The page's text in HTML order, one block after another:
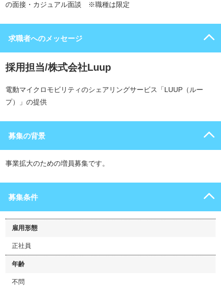
の面接・カジュアル面談 ※職種は限定
求職者へのメッセージ
採用担当/株式会社Luup
電動マイクロモビリティのシェアリングサービス「LUUP（ルー
プ）」の提供
募集の背景
事業拡大のための増員募集です。
募集条件
雇用形態
正社員
年齢
不問